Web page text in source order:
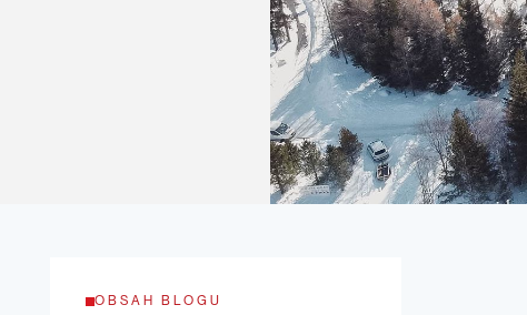
OBSAH BLOGU